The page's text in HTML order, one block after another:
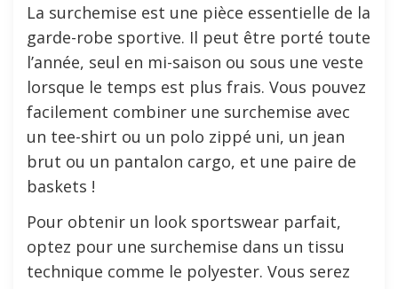
La surchemise est une pièce essentielle de la
garde-robe sportive. Il peut être porté toute
l’année, seul en mi-saison ou sous une veste
lorsque le temps est plus frais. Vous pouvez
facilement combiner une surchemise avec
un tee-shirt ou un polo zippé uni, un jean
brut ou un pantalon cargo, et une paire de
baskets !
Pour obtenir un look sportswear parfait,
optez pour une surchemise dans un tissu
technique comme le polyester. Vous serez